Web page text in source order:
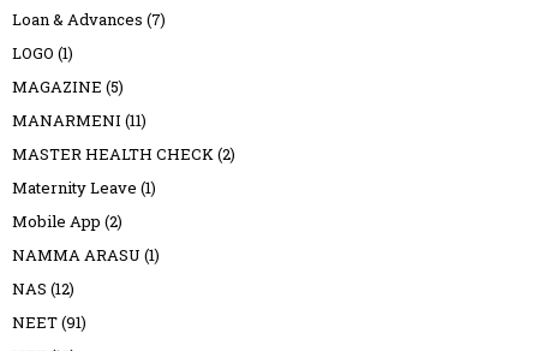
Loan & Advances (7)
LOGO (1)
MAGAZINE (5)
MANARMENI (11)
MASTER HEALTH CHECK(2)
Maternity Leave (1)
Mobile App (2)
NAMMA ARASU (1)
NAS (12)
NEET(91)